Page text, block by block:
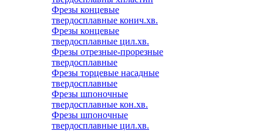
Фрезы концевые
твердосплавные конич.хв.
Фрезы концевые
твердосплавные цил.хв.
Фрезы отрезные-прорезные
твердосплавные
Фрезы торцевые насадные
твердосплавные
Фрезы шпоночные
твердосплавные кон.хв.
Фрезы шпоночные
твердосплавные цил.хв.